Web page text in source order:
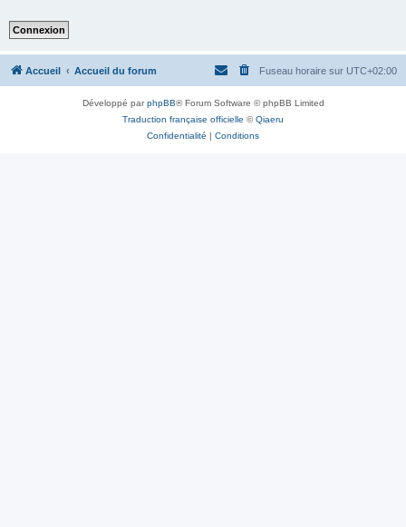
Accueil Accueil du forum Fuseau horaire sur UTC+02:00
Développé parphpBB® Forum Software © phpBB Limited
Traduction française officielle ©Qiaeru
Confidentialité | Conditions